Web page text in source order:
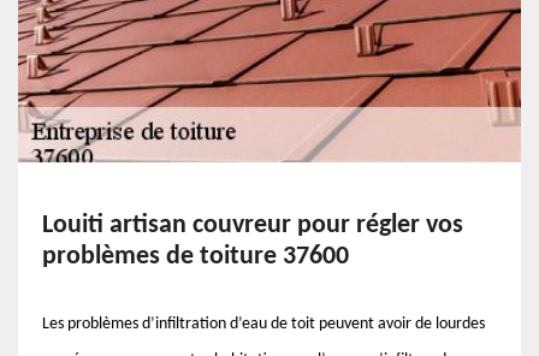
Louiti artisan couvreur pour régler vos
problèmes de toiture 37600
Les problèmes d’infiltration d’eau de toit peuvent avoir de lourdes